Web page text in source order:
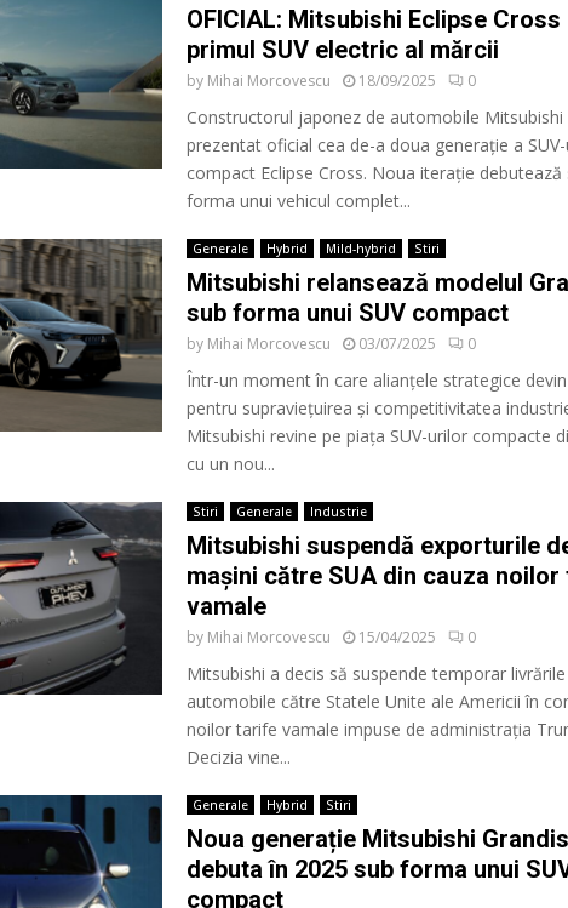
OFICIAL: Mitsubishi Eclipse Cross
primul SUV electric al mărcii
by Mihai Morcovescu 18/09/2025 0
Constructorul japonez de automobile Mitsubishi
prezentat oficial cea de-a doua generație a SUV-
compact Eclipse Cross. Noua iterație debutează
forma unui vehicul complet...
Generale Hybrid Mild-hybrid Stiri
Mitsubishi relansează modelul
sub forma unui SUV compact
by Mihai Morcovescu 03/07/2025 0
Într-un moment în care alianțele strategice
pentru supraviețuirea și competitivitatea
Mitsubishi revine pe piața SUV-urilor compacte
cu un nou...
Stiri Generale Industrie
Mitsubishi suspendă exporturile
mașini către SUA din cauza noilor
vamale
by Mihai Morcovescu 15/04/2025 0
Mitsubishi a decis să suspende temporar
automobile către Statele Unite ale Americii în
noilor tarife vamale impuse de administrația
Decizia vine...
Generale Hybrid Stiri
Noua generație Mitsubishi
debuta în 2025 sub forma unui
compact